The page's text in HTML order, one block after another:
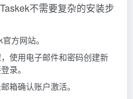
不需要复杂的安装步
官方网站。
使用电子邮件和密码创建新
录。
箱确认账户激活。